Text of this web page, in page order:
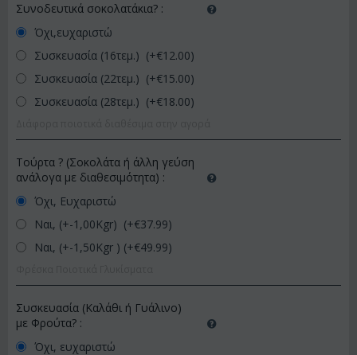
Συνοδευτικά σοκολατάκια? :
Όχι,ευχαριστώ
Συσκευασία (16τεμ.) (+€12.00)
Συσκευασία (22τεμ.) (+€15.00)
Συσκευασία (28τεμ.) (+€18.00)
Τούρτα ? (Σοκολάτα ή άλλη γεύση
ανάλογα με διαθεσιμότητα) :
Όχι, Ευχαριστώ
Ναι, (+-1,00Kgr) (+€37.99)
Ναι, (+-1,50Kgr ) (+€49.99)
Συσκευασία (Καλάθι ή Γυάλινο)
με Φρούτα? :
Όχι, ευχαριστώ